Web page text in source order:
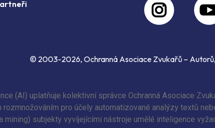
© 2003-2026, Ochranná Asociace Zvukařů –
(AI) uplatňuje kolektivní správce Ochranná Asociace
pro účely automatizované analýzy textů
mining) subjekty vyvíjejícími nástroje umělé inteligence